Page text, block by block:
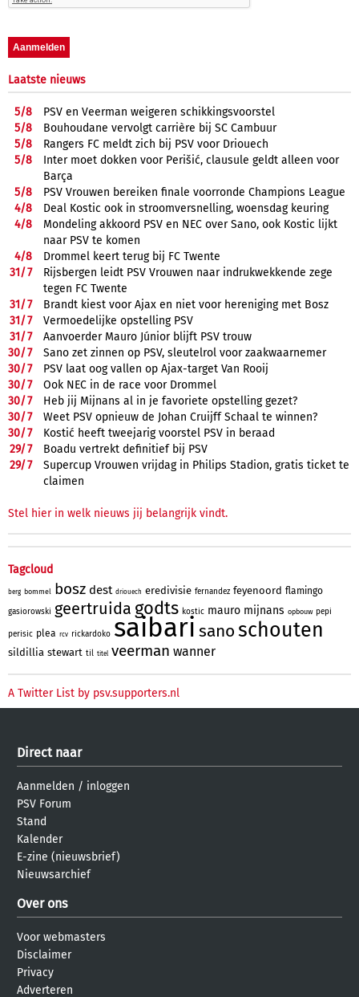
Laatste nieuws
5/8
PSV en Veerman weigeren schikkingsvoorstel
5/8
Bouhoudane vervolgt carrière bij SC Cambuur
5/8
Rangers FC meldt zich bij PSV voor Driouech
5/8
Inter moet dokken voor Perišić, clausule geldt alleen voor
Barça
5/8
PSV Vrouwen bereiken finale voorronde Champions League
4/8
Deal Kostic ook in stroomversnelling, woensdag keuring
4/8
Mondeling akkoord PSV en NEC over Sano, ook Kostic lijkt
naar PSV te komen
4/8
Drommel keert terug bij FC Twente
31/7
Rijsbergen leidt PSV Vrouwen naar indrukwekkende zege
tegen FC Twente
31/7
Brandt kiest voor Ajax en niet voor hereniging met Bosz
31/7
Vermoedelijke opstelling PSV
31/7
Aanvoerder Mauro Júnior blijft PSV trouw
30/7
Sano zet zinnen op PSV, sleutelrol voor zaakwaarnemer
30/7
PSV laat oog vallen op Ajax-target Van Rooij
30/7
Ook NEC in de race voor Drommel
30/7
Heb jij Mijnans al in je favoriete opstelling gezet?
30/7
Weet PSV opnieuw de Johan Cruijff Schaal te winnen?
30/7
Kostić heeft tweejarig voorstel PSV in beraad
29/7
Boadu vertrekt definitief bij PSV
29/7
Supercup Vrouwen vrijdag in Philips Stadion, gratis ticket te
claimen
Stel hier in welk nieuws jij belangrijk vindt.
Tagcloud
berg bommel bosz dest driouech eredivisie fernandez feyenoord flamingo
gasiorowski geertruida godts kostic mauro mijnans opbouw pepi
perisic plea rcv rickardoko saibari sanoschouten
sildillia stewart til titel veerman wanner
A Twitter List by psv.supporters.nl
Direct naar
Aanmelden / inloggen
PSV Forum
Stand
Kalender
E-zine (nieuwsbrief)
Nieuwsarchief
Over ons
Voor webmasters
Disclaimer
Privacy
Adverteren